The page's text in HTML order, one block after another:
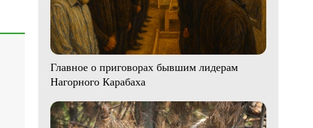
Главное о приговорах бывшим лидерам
Нагорного Карабаха